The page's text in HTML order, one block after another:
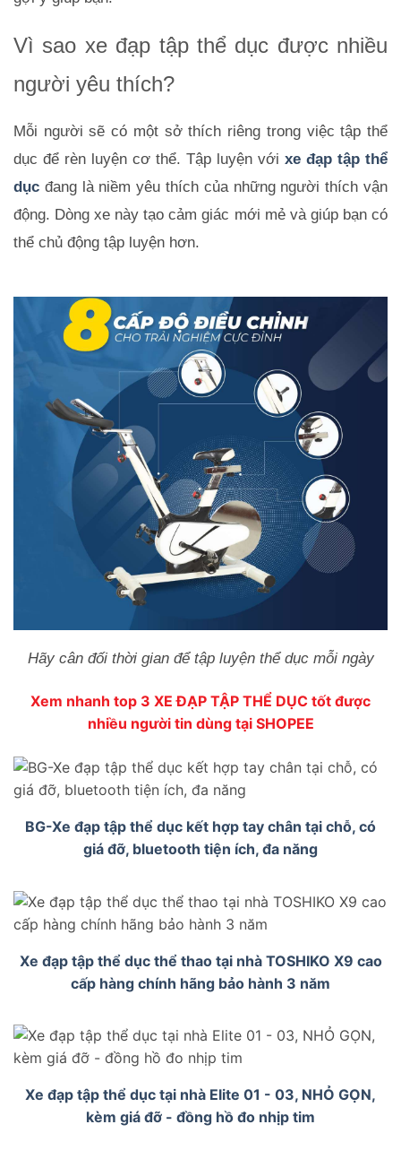
Vì sao xe đạp tập thể dục được nhiều
người yêu thích?
Mỗi người sẽ có một sở thích riêng trong việc tập thể
dục để rèn luyện cơ thể. Tập luyện với xe đạp tập thể
dục đang là niềm yêu thích của những người thích vận
động. Dòng xe này tạo cảm giác mới mẻ và giúp bạn có
thể chủ động tập luyện hơn.
Hãy cân đối thời gian để tập luyện thể dục mỗi ngày
Xem nhanh top 3 XE ĐẠP TẬP THỂ DỤC tốt được
nhiều người tin dùng tại SHOPEE
BG-Xe đạp tập thể dục kết hợp tay chân tại chỗ, có
giá đỡ, bluetooth tiện ích, đa năng
Xe đạp tập thể dục thể thao tại nhà TOSHIKO X9 cao
cấp hàng chính hãng bảo hành 3 năm
Xe đạp tập thể dục tại nhà Elite 01 - 03, NHỎ GỌN,
kèm giá đỡ - đồng hồ đo nhịp tim